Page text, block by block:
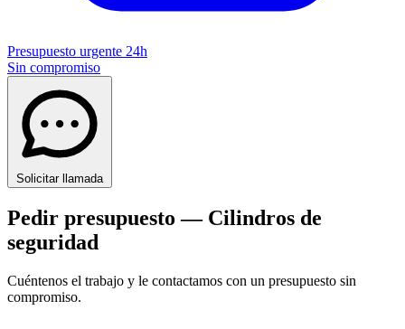
Presupuesto urgente 24h
Sin compromiso
Solicitar llamada
Pedir presupuesto — Cilindros de
seguridad
Cuéntenos el trabajo y le contactamos con un presupuesto sin
compromiso.